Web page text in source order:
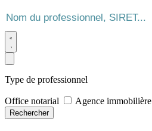
Type de professionnel
Office notarial Agence immobilière
Rechercher